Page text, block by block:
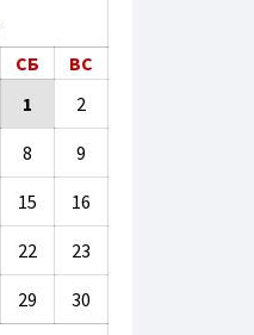
СБ
ВС
1
2
8 9
15 16
22 23
29 30